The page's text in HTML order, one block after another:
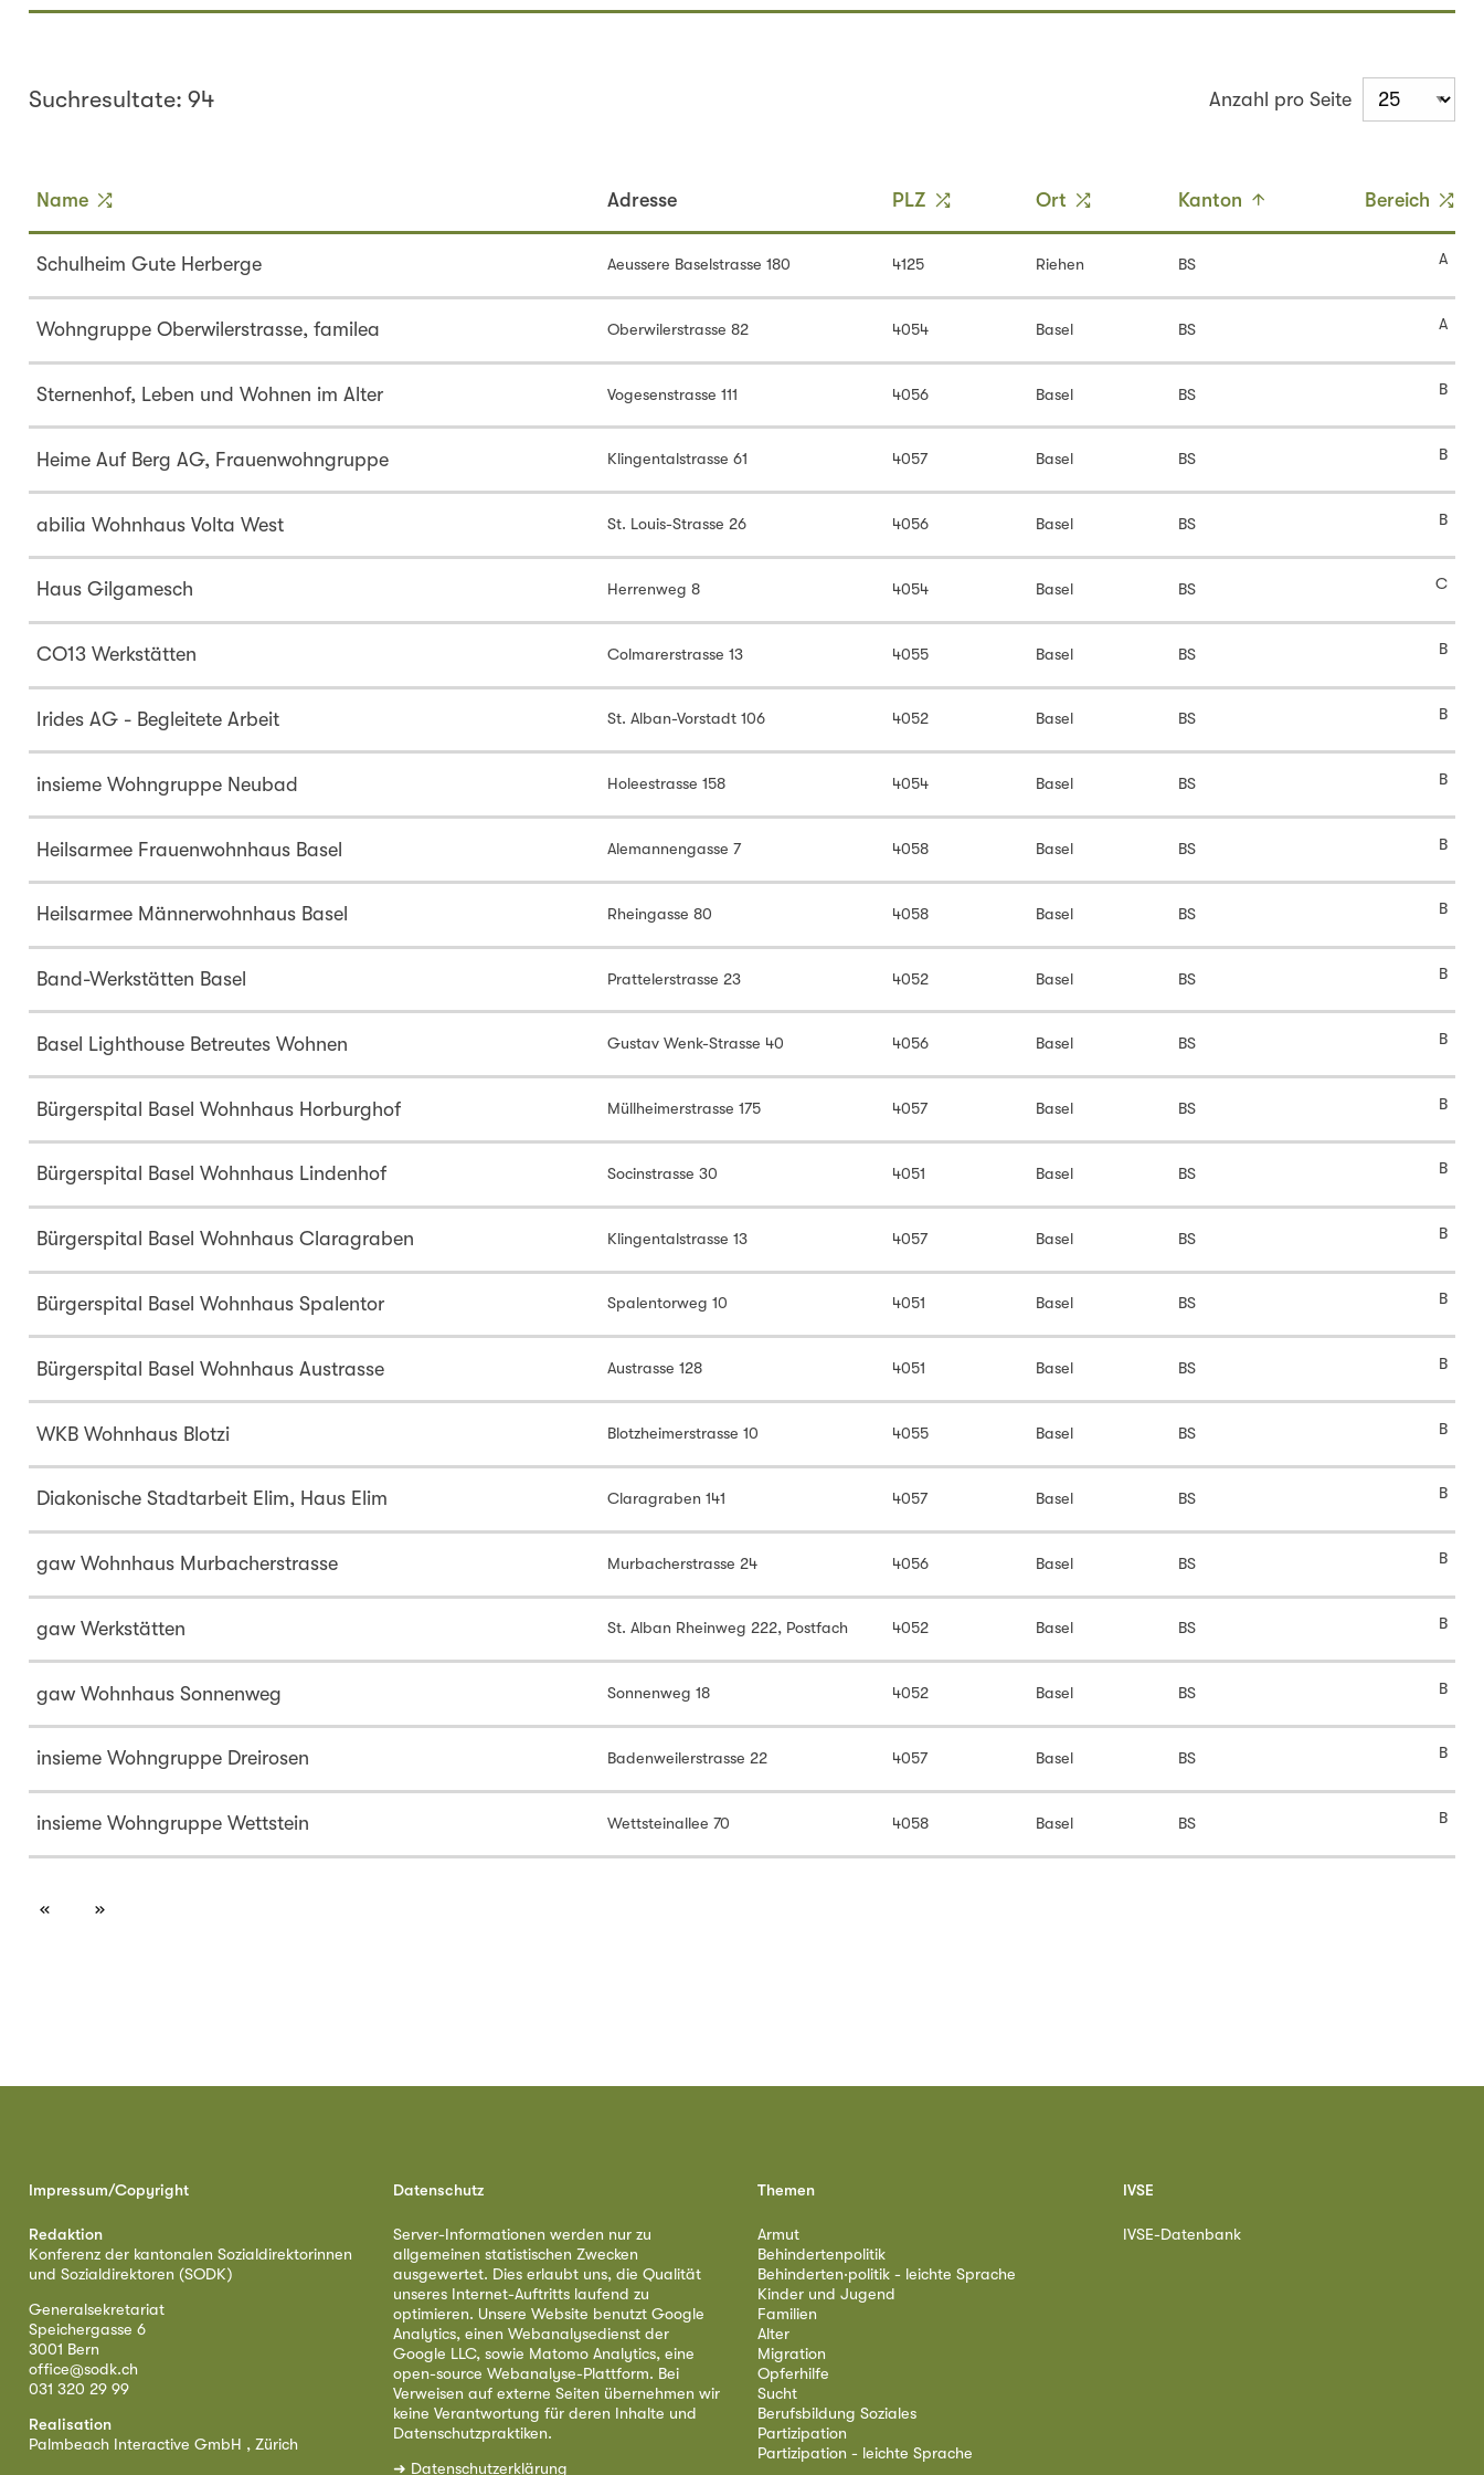
Suchresultate: 94 Anzahl pro Seite
Name Adresse PLZ Ort Kanton Bereich
Schulheim Gute Herberge Aeussere Baselstrasse 180 4125 Riehen BS A
Wohngruppe Oberwilerstrasse, familea Oberwilerstrasse 82 4054 Basel BS A
Sternenhof, Leben und Wohnen im Alter Vogesenstrasse 111 4056 Basel BS B
Heime Auf Berg AG, Frauenwohngruppe Klingentalstrasse 61 4057 Basel BS B
abilia Wohnhaus Volta West St. Louis-Strasse 26 4056 Basel BS B
Haus Gilgamesch Herrenweg 8 4054 Basel BS C
CO13 Werkstätten Colmarerstrasse 13 4055 Basel BS B
Irides AG - Begleitete Arbeit St. Alban-Vorstadt 106 4052 Basel BS B
insieme Wohngruppe Neubad Holeestrasse 158 4054 Basel BS B
Heilsarmee Frauenwohnhaus Basel Alemannengasse 7 4058 Basel BS B
Heilsarmee Männerwohnhaus Basel Rheingasse 80 4058 Basel BS B
Band-Werkstätten Basel Prattelerstrasse 23 4052 Basel BS B
Basel Lighthouse Betreutes Wohnen Gustav Wenk-Strasse 40 4056 Basel BS B
Bürgerspital Basel Wohnhaus Horburghof Müllheimerstrasse 175 4057 Basel BS B
Bürgerspital Basel Wohnhaus Lindenhof Socinstrasse 30 4051 Basel BS B
Bürgerspital Basel Wohnhaus Claragraben Klingentalstrasse 13 4057 Basel BS B
Bürgerspital Basel Wohnhaus Spalentor Spalentorweg 10 4051 Basel BS B
Bürgerspital Basel Wohnhaus Austrasse Austrasse 128 4051 Basel BS B
WKB Wohnhaus Blotzi Blotzheimerstrasse 10 4055 Basel BS B
Diakonische Stadtarbeit Elim, Haus Elim Claragraben 141 4057 Basel BS B
gaw Wohnhaus Murbacherstrasse Murbacherstrasse 24 4056 Basel BS B
gaw Werkstätten St. Alban Rheinweg 222, Postfach 4052 Basel BS B
gaw Wohnhaus Sonnenweg Sonnenweg 18 4052 Basel BS B
insieme Wohngruppe Dreirosen Badenweilerstrasse 22 4057 Basel BS B
insieme Wohngruppe Wettstein Wettsteinallee 70 4058 Basel BS B
pagepage
Impressum/Copyright
Redaktion
Konferenz der kantonalen Sozialdirektorinnen
und Sozialdirektoren (SODK)
Generalsekretariat
Speichergasse 6
3001 Bern
office@sodk.ch
031 320 29 99
Realisation
Palmbeach Interactive GmbH , Zürich
Datenschutz
Server-Informationen werden nur zu
allgemeinen statistischen Zwecken
ausgewertet. Dies erlaubt uns, die Qualität
unseres Internet-Auftritts laufend zu
optimieren. Unsere Website benutzt Google
Analytics, einen Webanalysedienst der
Google LLC, sowie Matomo Analytics, eine
open-source Webanalyse-Plattform. Bei
Verweisen auf externe Seiten übernehmen wir
keine Verantwortung für deren Inhalte und
Datenschutzpraktiken.
➜ Datenschutzerklärung
Themen
Armut
Behindertenpolitik
Behinderten·politik - leichte Sprache
Kinder und Jugend
Familien
Alter
Migration
Opferhilfe
Sucht
Berufsbildung Soziales
Partizipation
Partizipation - leichte Sprache
IVSE
IVSE-Datenbank